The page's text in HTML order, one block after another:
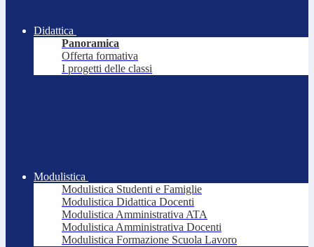
Didattica
Panoramica
Offerta formativa
I progetti delle classi
Modulistica
Modulistica Studenti e Famiglie
Modulistica Didattica Docenti
Modulistica Amministrativa ATA
Modulistica Amministrativa Docenti
Modulistica Formazione Scuola Lavoro